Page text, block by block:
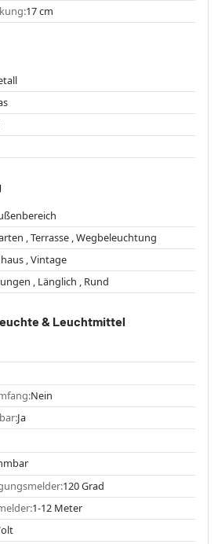
17 cm
, Terrasse , Wegbeleuchtung
, Vintage
, Länglich , Rund
& Leuchtmittel
Nein
Ja
120 Grad
1-12 Meter